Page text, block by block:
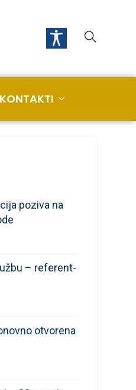
KONTAKTI
poziva na
– referent-
otvorena